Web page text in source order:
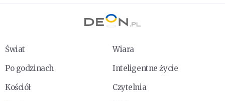
Świat
Wiara
Po godzinach
Inteligentne życie
Kościół
Czytelnia